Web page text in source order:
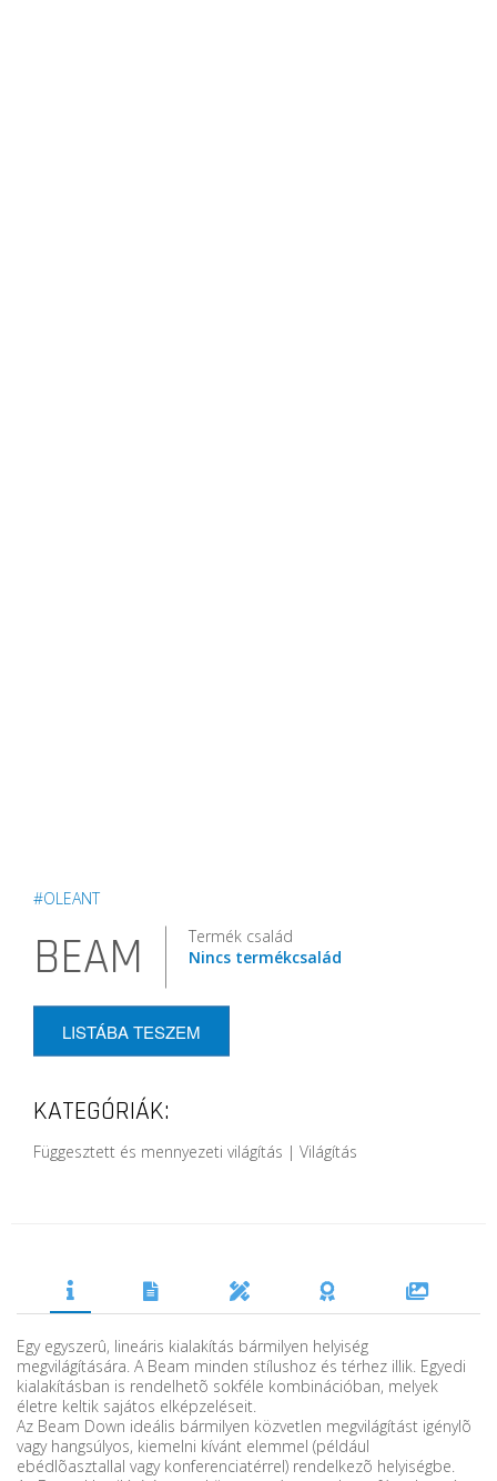
#OLEANT
BEAM
Termék család
Nincs termékcsalád
LISTÁBA TESZEM
KATEGÓRIÁK:
Függesztett és mennyezeti világítás | Világítás
Egy egyszerû, lineáris kialakítás bármilyen helyiség
megvilágítására. A Beam minden stílushoz és térhez illik. Egyedi
kialakításban is rendelhetõ sokféle kombinációban, melyek
életre keltik sajátos elképzeléseit.
Az Beam Down ideális bármilyen közvetlen megvilágítást igénylõ
vagy hangsúlyos, kiemelni kívánt elemmel (például
ebédlõasztallal vagy konferenciatérrel) rendelkezõ helyiségbe.